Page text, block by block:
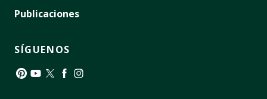
Publicaciones
SÍGUENOS